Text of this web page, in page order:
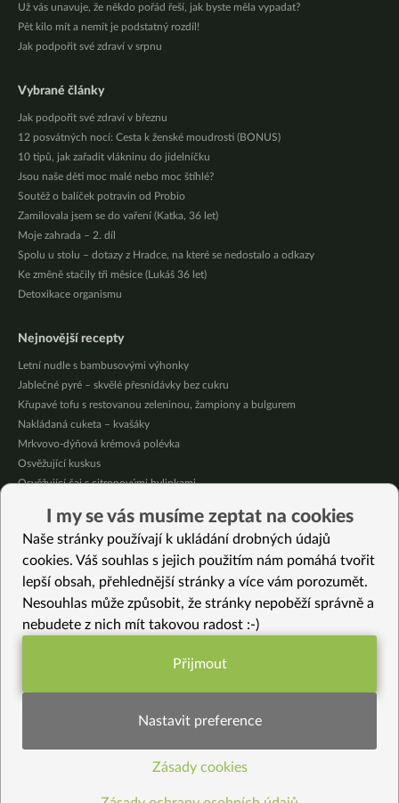
Už vás unavuje, že někdo pořád řeší, jak byste měla vypadat?
Pět kilo mít a nemít je podstatný rozdíl!
Jak podpořit své zdraví v srpnu
Vybrané články
Jak podpořit své zdraví v březnu
12 posvátných nocí: Cesta k ženské moudrosti (BONUS)
10 tipů, jak zařadit vlákninu do jídelníčku
Jsou naše děti moc malé nebo moc štíhlé?
Soutěž o balíček potravin od Probio
Zamilovala jsem se do vaření (Katka, 36 let)
Moje zahrada – 2. díl
Spolu u stolu – dotazy z Hradce, na které se nedostalo a odkazy
Ke změně stačily tři měsíce (Lukáš 36 let)
Detoxikace organismu
Nejnovější recepty
Letní nudle s bambusovými výhonky
Jablečné pyré – skvělé přesnídávky bez cukru
Křupavé tofu s restovanou zeleninou, žampiony a bulgurem
Nakládaná cuketa – kvašáky
Mrkvovo-dýňová krémová polévka
Osvěžující kuskus
Osvěžující čaj s citronovými bylinkami
Čokoládové muffiny s mangovým krémem
Meruňky a jablka v citrónovém želé
Vybrané recepty
Hrozinkový svařák bez cukru pro dospělé
Zapečené špaldové těstoviny marziany
Zeleninový nákyp s adzuki fazolemi
Nejjednodušší jogurt z kokosového mléka
Ostrý guláš s dýní, řepou a černými fazolemi
Cuketová česnečka
Borůvkové hala bala řezy (bez lepku)
I my se vás musíme zeptat na cookies
Naše stránky používají k ukládání drobných údajů
cookies. Váš souhlas s jejich použitím nám pomáhá tvořit
lepší obsah, přehlednější stránky a více vám porozumět.
Nesouhlas může způsobit, že stránky nepoběží správně a
nebudete z nich mít takovou radost :-)
Funkční nastavení potřebujeme (vždy
Statistiky pro lepší obsah
Přijmout
Nastavit preference
Zásady cookies